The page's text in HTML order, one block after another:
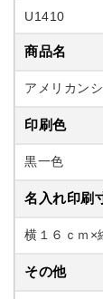
U1410
商品名
アメリカン
印刷色
黒一色
名入れ印刷
横１６ｃｍ×
その他